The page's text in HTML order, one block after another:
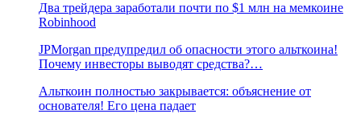
Два трейдера заработали почти по $1 млн на мемкоине
Robinhood
JPMorgan предупредил об опасности этого альткоина!
Почему инвесторы выводят средства?…
Альткоин полностью закрывается: объяснение от
основателя! Его цена падает